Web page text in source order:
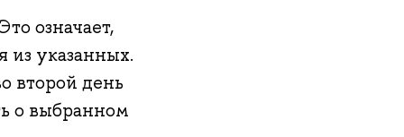
означает,
из указанных.
второй день
о выбранном